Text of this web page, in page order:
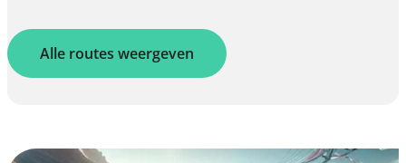
Alle routes weergeven